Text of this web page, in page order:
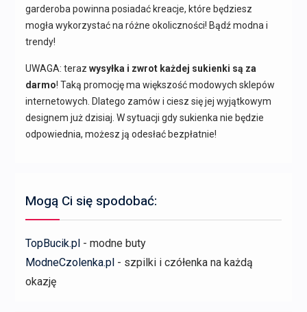
garderoba powinna posiadać kreacje, które będziesz
mogła wykorzystać na różne okoliczności! Bądź modna i
trendy!
UWAGA: teraz wysyłka i zwrot każdej sukienki są za
darmo! Taką promocję ma większość modowych sklepów
internetowych. Dlatego zamów i ciesz się jej wyjątkowym
designem już dzisiaj. W sytuacji gdy sukienka nie będzie
odpowiednia, możesz ją odesłać bezpłatnie!
Mogą Ci się spodobać:
TopBucik.pl - modne buty
ModneCzolenka.pl - szpilki i czółenka na każdą
okazję